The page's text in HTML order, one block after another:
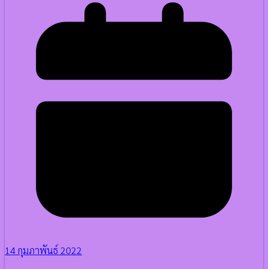
14 กุมภาพันธ์ 2022